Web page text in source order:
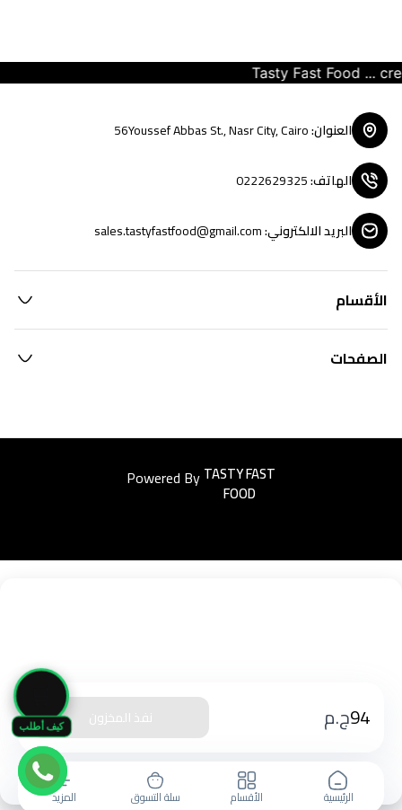
كيف أطلب 94ج.م نفذ المخزون
الرئيسية الأقسام سلة التسوق المزيد
Tasty Fast Food ...
العنوان:
56Youssef Abbas St., Nasr City, Cairo
الهاتف:
0222629325
البريد الالكتروني:
sales.tastyfastfood@gmail.com
الأقسام
الصفحات
Powered ByEasyorders